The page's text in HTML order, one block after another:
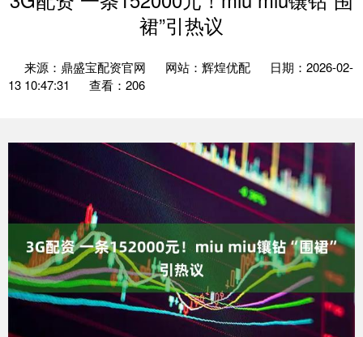
裙”引热议
来源：鼎盛宝配资官网 网站：辉煌优配
日期：2026-02-
13 10:47:31
查看：206